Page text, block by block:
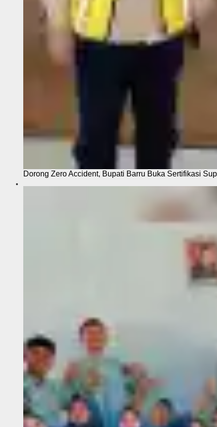
Dorong Zero Accident, Bupati Barru Buka Sertifikasi